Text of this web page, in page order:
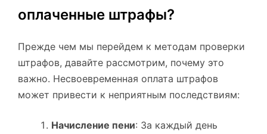
оплаченные штрафы?
Прежде чем мы перейдем к методам проверки
штрафов, давайте рассмотрим, почему это
важно. Несвоевременная оплата штрафов
может привести к неприятным последствиям:
Начисление пени: За каждый день